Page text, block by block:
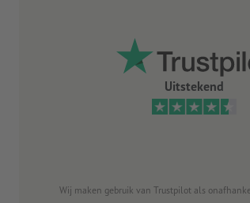
Uitstekend
Wij maken gebruik van Trustpilot als